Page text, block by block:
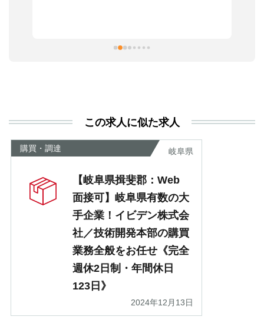
が
この求人に似た求人
購買・調達 岐阜県
【岐阜県揖斐郡：Web
面接可】岐阜県有数の大
手企業！イビデン株式会
社／技術開発本部の購買
業務全般をお任せ《完全
週休2日制・年間休日
123日》
2024年12月13日